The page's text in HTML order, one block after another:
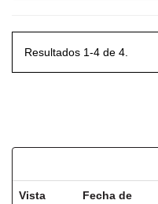
Resultados 1-4 de 4.
Vista
Fecha de